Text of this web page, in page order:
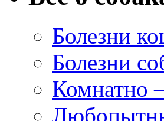
Болезни
Болезни
Комнатно